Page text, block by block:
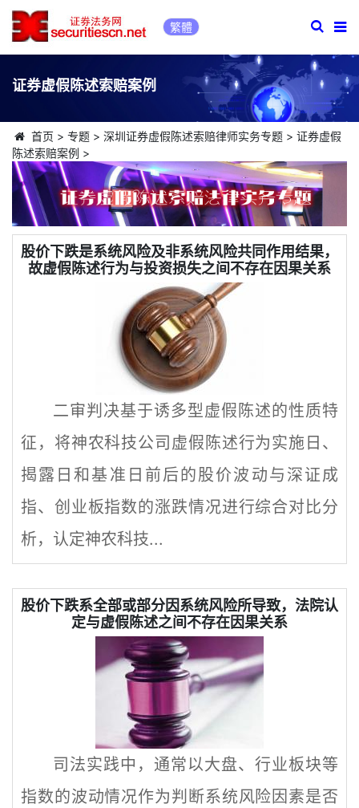
繁體
证券虚假陈述索赔案例
首页 > 专题> 深圳证券虚假陈述索赔律师实务专题> 证券虚假
陈述索赔案例 >
股价下跌是系统风险及非系统风险共同作用结果，
故虚假陈述行为与投资损失之间不存在因果关系
二审判决基于诱多型虚假陈述的性质特
征，将神农科技公司虚假陈述行为实施日、
揭露日和基准日前后的股价波动与深证成
指、创业板指数的涨跌情况进行综合对比分
析，认定神农科技...
股价下跌系全部或部分因系统风险所导致，法院认
定与虚假陈述之间不存在因果关系
司法实践中，通常以大盘、行业板块等
指数的波动情况作为判断系统风险因素是否